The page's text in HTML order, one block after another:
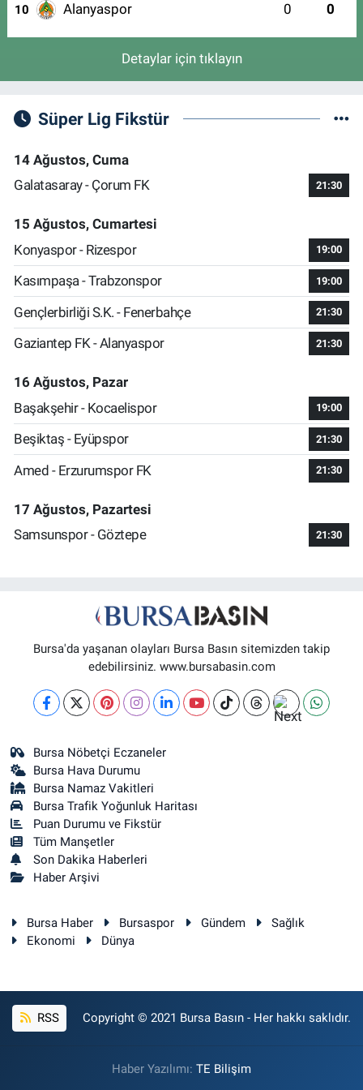
10 Alanyaspor 0 0
Detaylar için tıklayın
Süper Lig Fikstür
14 Ağustos, Cuma
Galatasaray - Çorum FK
21:30
15 Ağustos, Cumartesi
Konyaspor - Rizespor
19:00
Kasımpaşa - Trabzonspor 19:00
Gençlerbirliği S.K. - Fenerbahçe 21:30
Gaziantep FK - Alanyaspor 21:30
16 Ağustos, Pazar
Başakşehir - Kocaelispor
19:00
Beşiktaş - Eyüpspor 21:30
Amed - Erzurumspor FK 21:30
17 Ağustos, Pazartesi
Samsunspor - Göztepe
21:30
Bursa'da yaşanan olayları Bursa Basın sitemizden takip
edebilirsiniz. www.bursabasin.com
Bursa Nöbetçi Eczaneler
Bursa Hava Durumu
Bursa Namaz Vakitleri
Bursa Trafik Yoğunluk Haritası
Puan Durumu ve Fikstür
Tüm Manşetler
Son Dakika Haberleri
Haber Arşivi
Bursa Haber Bursaspor Gündem
Sağlık
Ekonomi
Dünya
RSS Copyright © 2021 Bursa Basın - Her hakkı saklıdır.
Haber Yazılımı: TE Bilişim